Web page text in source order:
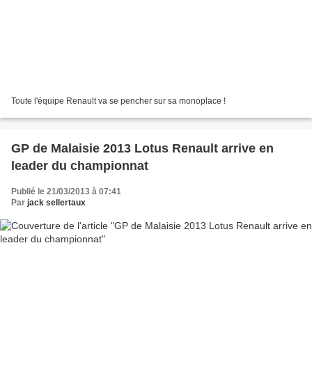
Toute l'équipe Renault va se pencher sur sa monoplace !
GP de Malaisie 2013 Lotus Renault arrive en
leader du championnat
Publié le 21/03/2013 à 07:41
Par jack sellertaux